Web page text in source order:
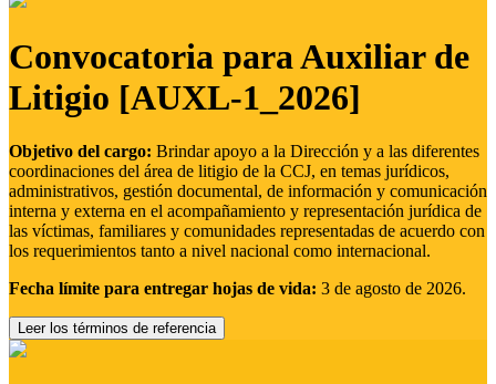
Convocatoria para Auxiliar de
Litigio [AUXL-1_2026]
Objetivo del cargo: Brindar apoyo a la Dirección y a las diferentes
coordinaciones del área de litigio de la CCJ, en temas jurídicos,
administrativos, gestión documental, de información y comunicación
interna y externa en el acompañamiento y representación jurídica de
las víctimas, familiares y comunidades representadas de acuerdo con
los requerimientos tanto a nivel nacional como internacional.
Fecha límite para entregar hojas de vida: 3 de agosto de 2026.
Leer los términos de referencia